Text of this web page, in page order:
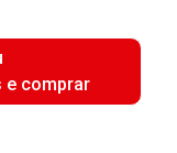
e comprar